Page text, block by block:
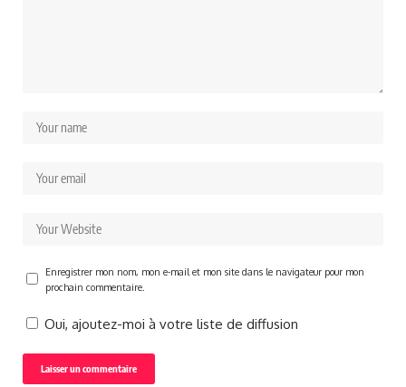
Enregistrer mon nom, mon e-mail et mon site dans le navigateur pour mon
prochain commentaire.
Oui, ajoutez-moi à votre liste de diffusion